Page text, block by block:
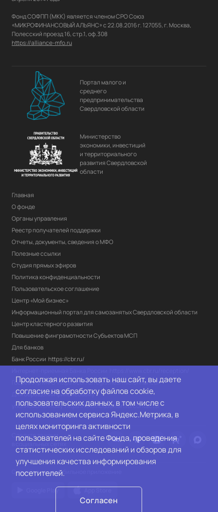
Фонд СОФПП (МКК) является членом СРО Союз
«МИКРОФИНАНСОВЫЙ АЛЬЯНС» с 22.08.2016 г. 127055, г. Москва,
https://alliance-mfo.ru
Портал малого и
среднего
предпринимательства
Свердловской области
Министерство
экономики, инвестиций
и территориального
развития Свердловской
области
Главная
О фонде
Органы управления
Реестр получателей поддержки
Отчеты, документы, сведения о МФО
Полезные ссылки
Студия прямых эфиров
Политика конфиденциальности
Пользовательское соглашение
Центр «Мой бизнес»
Информационный портал для самозанятых Свердловской области
Центр кластерного развития
Повышение финграмотности Субъектов МСП
Для банков
Банк России https://cbr.ru/
Госреестр МФО https://cbr.ru/registries/microfinance/
Для обращений финансовому
уполномоченному https://finombudsman.ru/contacts/
Следите за нами
в социальных сетях
Скачайте наше мобильное приложение
Google Play
Продолжая использовать наш сайт, вы даете
согласие на обработку файлов cookie,
пользовательских данных, в том числе с
использованием сервиса Яндекс.Метрика, в
целях мониторинга активности
пользователей на сайте Фонда, проведения
статистических исследований и обзоров для
улучшения качества информирования
посетителей.
Согласен